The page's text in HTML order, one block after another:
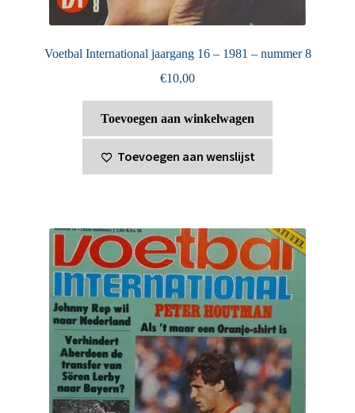
Voetbal International jaargang 16 – 1981 – nummer 8
€10,00
Toevoegen aan winkelwagen
Toevoegen aan wenslijst